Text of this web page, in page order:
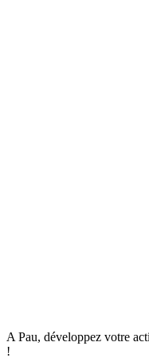
A Pau, développez votre
!